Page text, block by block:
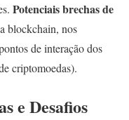
Potenciais brechas de
blockchain, nos
de interação dos
criptomoedas).
e Desafios